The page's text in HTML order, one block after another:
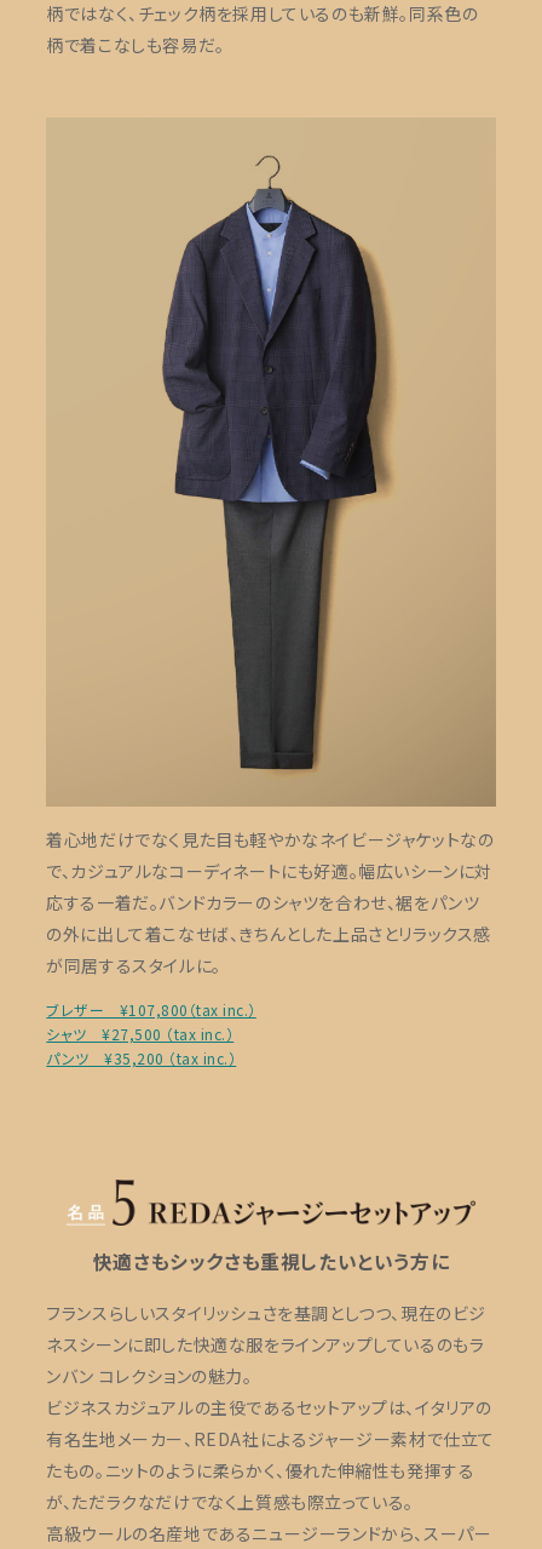
柄ではなく、チェック柄を採用しているのも新鮮。同系色の
柄で着こなしも容易だ。
着心地だけでなく見た目も軽やかなネイビージャケットなの
で、カジュアルなコーディネートにも好適。幅広いシーンに対
応する一着だ。バンドカラーのシャツを合わせ、裾をパンツ
の外に出して着こなせば、きちんとした上品さとリラックス感
が同居するスタイルに。
ブレザー ¥107,800（tax inc.）
シャツ ¥27,500 （tax inc.）
パンツ ¥35,200 （tax inc.）
快適さもシックさも重視したいという方に
フランスらしいスタイリッシュさを基調としつつ、現在のビジ
ネスシーンに即した快適な服をラインアップしているのもラ
ンバン コレクションの魅力。
ビジネスカジュアルの主役であるセットアップは、イタリアの
有名生地メーカー、REDA社によるジャージー素材で仕立て
たもの。ニットのように柔らかく、優れた伸縮性も発揮する
が、ただラクなだけでなく上質感も際立っている。
高級ウールの名産地であるニュージーランドから、スーパー